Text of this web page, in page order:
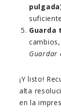
Guarda
Guardar
¡Y listo!
alta
en la